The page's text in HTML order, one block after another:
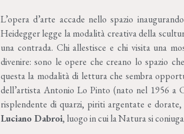
L’opera d’arte accade nello spazio
Heidegger legge la modalità creativa della
una contrada. Chi allestisce e chi visita una
divenire: sono le opere che creano lo spazio
questa la modalità di lettura che sembra
dell’artista Antonio Lo Pinto (nato nel 1956 a
risplendente di quarzi, piriti argentate e
Luciano Dabroi, luogo in cui la Natura si